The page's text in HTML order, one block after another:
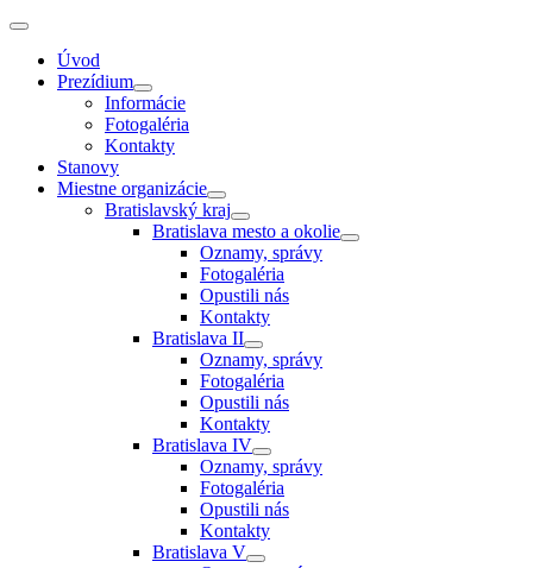
Úvod
Prezídium
Informácie
Fotogaléria
Kontakty
Stanovy
Miestne organizácie
Bratislavský kraj
Bratislava mesto a okolie
Oznamy, správy
Fotogaléria
Opustili nás
Kontakty
Bratislava II
Oznamy, správy
Fotogaléria
Opustili nás
Kontakty
Bratislava IV
Oznamy, správy
Fotogaléria
Opustili nás
Kontakty
Bratislava V